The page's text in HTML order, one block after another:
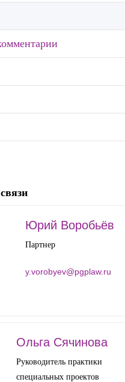
Групп»?
Юрий Воробьёв
Партнер
y.vorobyev@pgplaw.ru
Ольга Сячинова
Руководитель практики
специальных проектов